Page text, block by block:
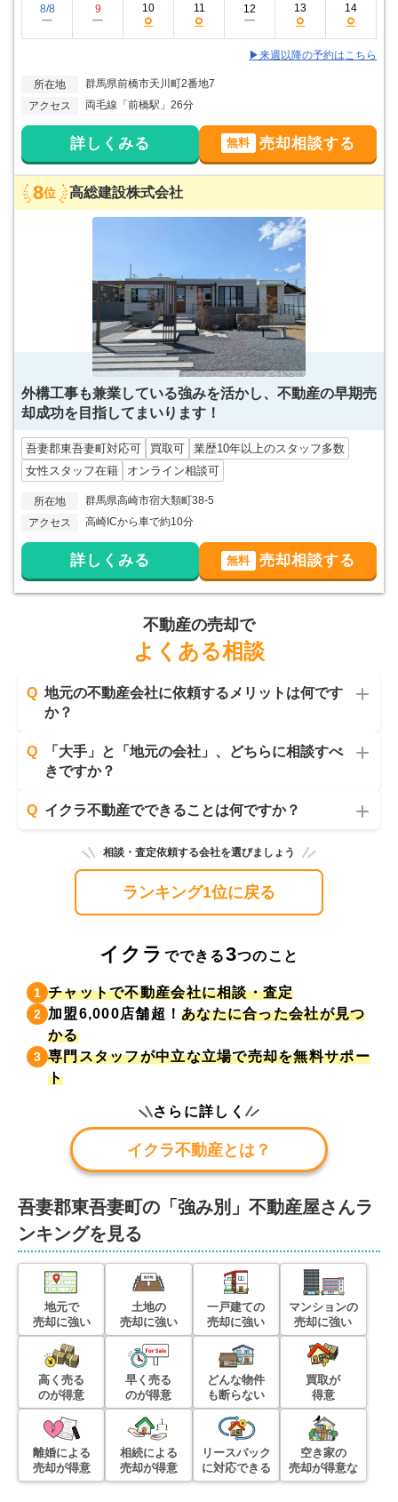
8/8
ー
9
ー
10
○
11
○
12
ー
13
○
14
○
▶来週以降の予約はこちら
所在地
群馬県前橋市天川町2番地7
アクセス
両毛線「前橋駅」26分
詳しくみる 無料 売却相談する
8位 高総建設株式会社
外構工事も兼業している強みを活かし、不動産の早期売
却成功を目指してまいります！
吾妻郡東吾妻町対応可 買取可
業歴10年以上のスタッフ多数
女性スタッフ在籍
オンライン相談可
所在地
群馬県高崎市宿大類町38-5
アクセス
高崎ICから車で約10分
詳しくみる 無料 売却相談する
不動産の売却で
よくある相談
Q 地元の不動産会社に依頼するメリットは何です
か？
Q
「大手」と「地元の会社」、どちらに相談すべ
きですか？
Q イクラ不動産でできることは何ですか？
相談・査定依頼する会社を選びましょう
ランキング1位に戻る
イクラ でできる3つのこと
1 チャットで不動産会社に相談・査定
2 加盟6,000店舗超！あなたに合った会社が見つ
かる
3 専門スタッフが中立な立場で売却を無料サポー
ト
さらに詳しく
イクラ不動産とは？
吾妻郡東吾妻町の「強み別」不動産屋さんラ
ンキングを見る
地元で
売却に強い
土地の
売却に強い
一戸建ての
売却に強い
マンションの
売却に強い
高く売る
のが得意
早く売る
のが得意
どんな物件
も断らない
買取が
得意
離婚による
売却が得意
相続による
売却が得意
リースバック
に対応できる
空き家の
売却が得意な